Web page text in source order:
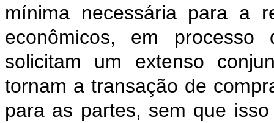
mínima necessária para a
econômicos, em
solicitam um extenso
tornam a transação de
para as partes, sem que